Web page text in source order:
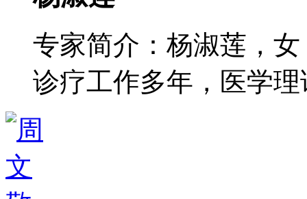
专家简介：杨淑莲，
诊疗工作多年，医学理